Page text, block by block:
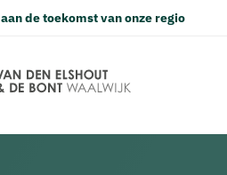
aan de toekomst van onze regio